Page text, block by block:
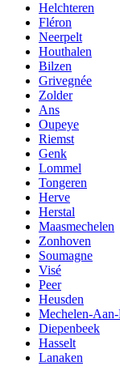
Helchteren
Fléron
Neerpelt
Houthalen
Bilzen
Grivegnée
Zolder
Ans
Oupeye
Riemst
Genk
Lommel
Tongeren
Herve
Herstal
Maasmechelen
Zonhoven
Soumagne
Visé
Peer
Heusden
Mechelen-
Diepenbeek
Hasselt
Lanaken